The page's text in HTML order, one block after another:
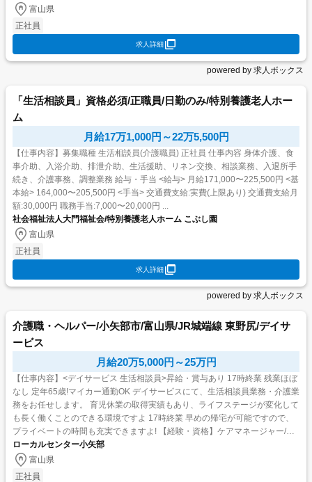
富山県
正社員
求人詳細
powered by 求人ボックス
「生活相談員」資格必須/正職員/日勤のみ/特別養護老人ホー
ム
月給17万1,000円～22万5,500円
【仕事内容】募集職種 生活相談員(介護職員) 正社員 仕事内容 身体介護、食
事介助、入浴介助、排泄介助、生活援助、リネン交換、相談業務、入退所手
続き、介護事務、調整業務 給与・手当 <給与> 月給171,000〜225,500円 <基
本給> 164,000〜205,500円 <手当> 交通費支給:実費(上限あり) 交通費支給月
額:30,000円 職務手当:7,000〜20,000円 ...
社会福祉法人大門福祉会/特別養護老人ホーム こぶし園
富山県
正社員
求人詳細
powered by 求人ボックス
介護職・ヘルパー/小矢部市/富山県/JR城端線 東野尻/デイサ
ービス
月給20万5,000円～25万円
【仕事内容】<デイサービス 生活相談員>昇給・賞与あり 17時終業 残業ほぼ
なし 定年65歳!マイカー通勤OK デイサービスにて、生活相談員業務・介護業
務をお任せします。 育児休業の取得実績もあり、ライフステージが変化して
も長く働くことのできる環境ですよ 17時終業 早めの帰宅が可能ですので、
プライベートの時間も充実できますよ! 【経験・資格】ケアマネージャー/介
護支援専門員/介護福祉...
ローカルセンター小矢部
富山県
正社員